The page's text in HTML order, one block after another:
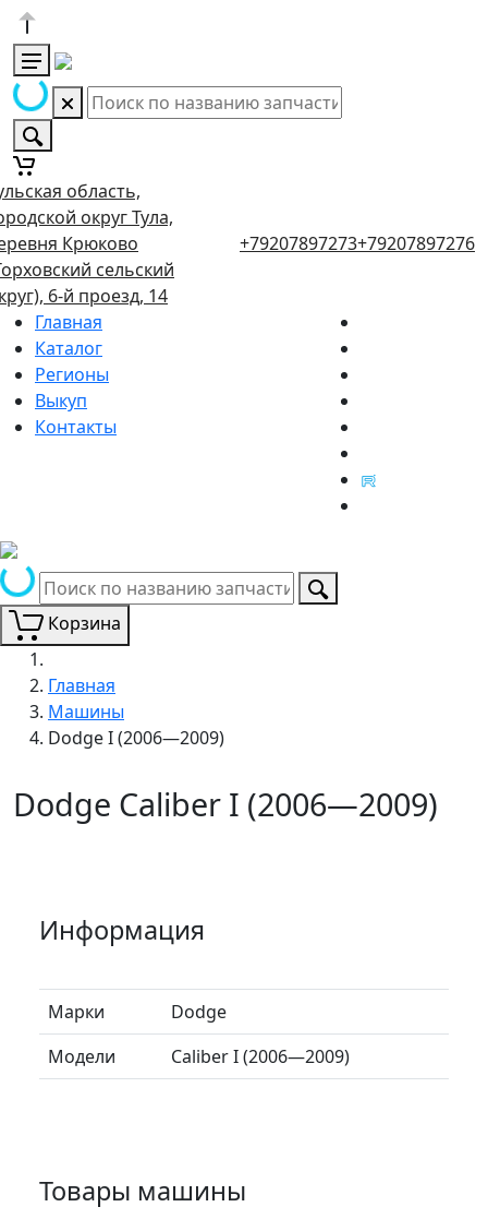
область,
округ Тула,
Крюково
сельский
6-й проезд, 14
+79207897273+79207897276
Главная
Каталог
Регионы
Выкуп
Контакты
Корзина
Главная
Машины
Dodge I (2006—2009)
Dodge Caliber I (2006—2009)
Информация
Марки
Dodge
Модели
Caliber I (2006—2009)
Товары машины